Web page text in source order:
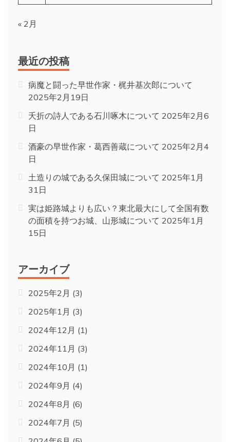
« 2月
最近の投稿
病魔と闘った早世作家・梶井基次郎について
2025年2月19日
夭折の詩人である石川啄木について 2025年2月6
日
酒豪の早世作家・葛西善蔵について 2025年2月4
日
土造りの城である久保田城について 2025年1月
31日
実は姫路城よりも広い？東北最大にして全国有数
の面積を持つお城、山形城について 2025年1月
15日
アーカイブ
2025年2月 (3)
2025年1月 (3)
2024年12月 (1)
2024年11月 (3)
2024年10月 (1)
2024年9月 (4)
2024年8月 (6)
2024年7月 (5)